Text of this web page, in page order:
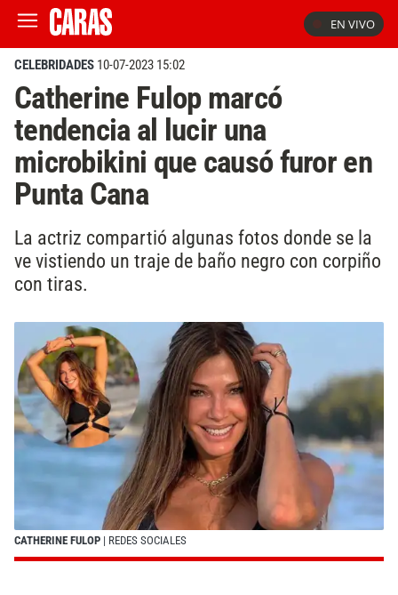
EN VIVO
CELEBRIDADES 10-07-2023 15:02
Catherine Fulop marcó
tendencia al lucir una
microbikini que causó furor en
Punta Cana
La actriz compartió algunas fotos donde se la
ve vistiendo un traje de baño negro con corpiño
con tiras.
CATHERINE FULOP | REDES SOCIALES